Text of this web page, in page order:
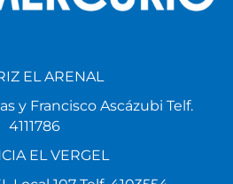
EL ARENAL
y Francisco Ascázubi Telf.
4111786
EL VERGEL